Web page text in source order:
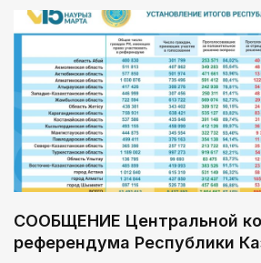
06:00
Познавательно и безопасно
03:04
Мой Абай
06:30
Библиотеки на новый лад
07:00
В столице реализуется проект
национального ремесла»
СООБЩЕНИЕ Центральной
референдума Республики